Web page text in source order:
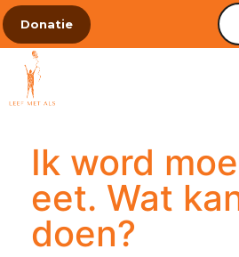
Donatie
Ik word
eet. Wat
doen?